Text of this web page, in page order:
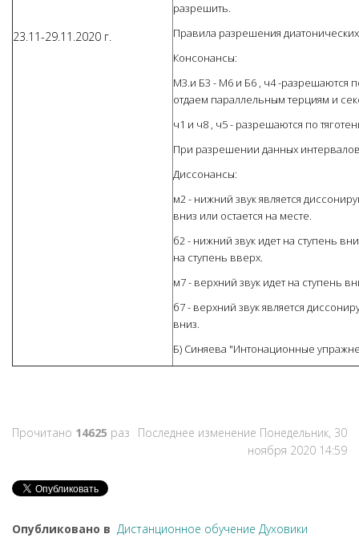
23.11-29.11.2020 г.
разрешить.
Правила разрешения
Консонансы:
М3.и Б3 - М6 и Б6 , ч4 -разрешаются
отдаем параллельным терциям и
ч1 и ч8 , ч5 - разрешаются по
При разрешении данных
Диссонансы:
м2 - нижний звук является
вниз или остается на месте.
б2 - нижний звук идет на ступень
на ступень вверх.
м7 - верхний звук идет на ступень
б7 - верхний звук является
вниз.
Б) Синяева "Интонационные
Прочитано 14625 раз
Последнее изменение Понедельник, 30
ноября 2020 14:59
Опубликовано в Дистанционное обучение Духовики